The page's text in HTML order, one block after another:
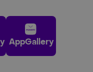
AppGallery